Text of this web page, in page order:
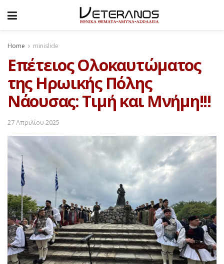
Home minislide
Επέτειος Ολοκαυτώματος
της Ηρωικής Πόλης
Νάουσας: Τιμή και Μνήμη!!!
27 Απριλίου 2025